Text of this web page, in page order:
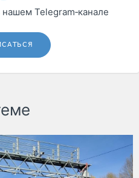
Telegram‑канале